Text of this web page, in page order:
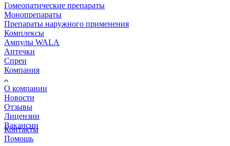
Гомеопатические препараты
Монопрепараты
Препараты наружного применения
Комплексы
Ампулы WALA
Аптечки
Спреи
Компания
О компании
Новости
Отзывы
Лицензии
Вакансии
Контакты
Помощь